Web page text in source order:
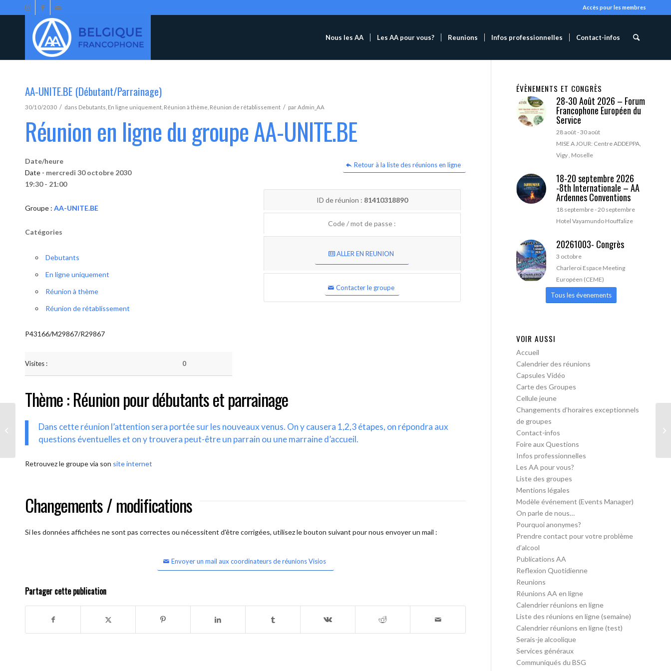
Accès pour les membres
Nous les AA Les AA pour vous? Reunions Infos professionnelles Contact-infos
AA-UNITE.BE (Débutant/Parrainage)
30/10/2030 / dans Debutants En ligne uniquement Réunion à thème Réunion de rétablissement / parAdmin_AA
Réunion en ligne du groupe AA-UNITE.BE
Retour à la liste des réunions en ligne
Date/heure
Date - mercredi 30 octobre 2030
19:30 - 21:00
Groupe : AA-UNITE.BE
Catégories
Debutants
En ligne uniquement
Réunion à thème
Réunion de rétablissement
P43166/M29867/R29867
Visites : 0
ID de réunion : 81410318890
Code / mot de passe :
ALLER EN REUNION
Contacter le groupe
Thème : Réunion pour débutants et parrainage
Dans cette réunion l’attention sera portée sur les nouveaux venus. On y causera 1,2,3 étapes, on répondra aux
questions éventuelles et on y trouvera peut-être un parrain ou une marraine d’accueil.
Retrouvez le groupe via son site internet
Changements / modifications
Si les données affichées ne sont pas correctes ou nécessitent d'être corrigées, utilisez le bouton suivant pour nous envoyer un mail :
Envoyer un mail aux coordinateurs de réunions Visios
Partager cette publication
ÉVÈNEMENTS ET CONGRÈS
28-30 Août 2026 – Forum
Francophone Européen du
Service
28 août-30 août
MISE A JOUR: Centre ADDEPPA,
Vigy , Moselle
18-20 septembre 2026
-8th Internationale – AA
Ardennes Conventions
18 septembre-20 septembre
Hotel Vayamundo Houffalize
20261003- Congrès
3 octobre
Charleroi Espace Meeting
Européen (CEME)
Tous les évenements
VOIR AUSSI
Accueil
Calendrier des réunions
Capsules Vidéo
Carte des Groupes
Cellule jeune
Changements d’horaires exceptionnels
de groupes
Contact-infos
Foire aux Questions
Infos professionnelles
Les AA pour vous?
Liste des groupes
Mentions légales
Modèle événement (Events Manager)
On parle de nous…
Pourquoi anonymes?
Prendre contact pour votre problème
d’alcool
Publications AA
Reflexion Quotidienne
Reunions
Réunions AA en ligne
Calendrier réunions en ligne
Liste des réunions en ligne (semaine)
Calendrier réunions en ligne (test)
Serais-je alcoolique
Services généraux
Communiqués du BSG
AA-UNITE.BE (Débutant/Parrainage)